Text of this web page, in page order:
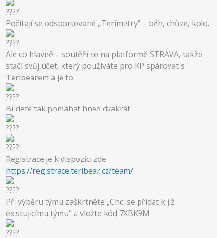
Počítají se odsportované „Terimetry“ – běh, chůze, kolo.
Ale co hlavně – soutěží se na platformě STRAVA, takže
stačí svůj účet, který používáte pro KP spárovat s
Teribearem a je to.
Budete tak pomáhat hned dvakrát.
Registrace je k dispozici zde
https://registrace.teribear.cz/team/
Při výběru týmu zaškrtněte „Chci se přidat k již
existujícímu týmu“ a vložte kód 7XBK9M